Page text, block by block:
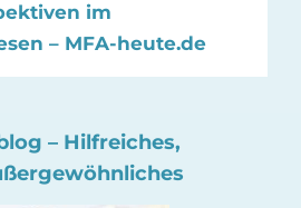
im
– MFA-heute.de
– Hilfreiches,